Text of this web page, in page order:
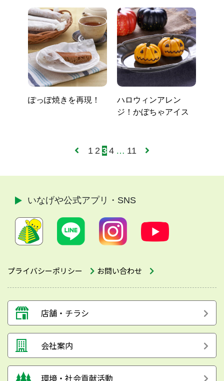
ぽっぽ焼きを再現！
ハロウィンアレン
ジ！かぼちゃアイス
1 2 3 4 … 11
プライバシーポリシー お問い合わせ
いなげや公式アプリ・SNS
店舗・チラシ
会社案内
環境・社会貢献活動